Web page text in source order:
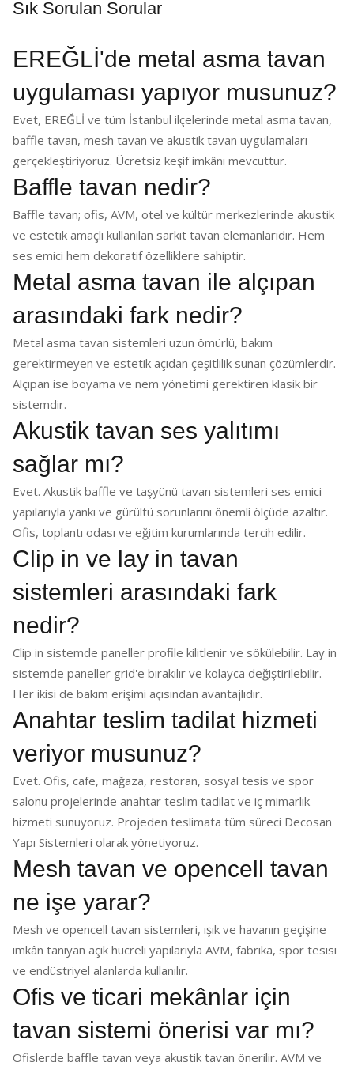
Sık Sorulan Sorular
EREĞLİ'de metal asma tavan
uygulaması yapıyor musunuz?
Evet, EREĞLİ ve tüm İstanbul ilçelerinde metal asma tavan,
baffle tavan, mesh tavan ve akustik tavan uygulamaları
gerçekleştiriyoruz. Ücretsiz keşif imkânı mevcuttur.
Baffle tavan nedir?
Baffle tavan; ofis, AVM, otel ve kültür merkezlerinde akustik
ve estetik amaçlı kullanılan sarkıt tavan elemanlarıdır. Hem
ses emici hem dekoratif özelliklere sahiptir.
Metal asma tavan ile alçıpan
arasındaki fark nedir?
Metal asma tavan sistemleri uzun ömürlü, bakım
gerektirmeyen ve estetik açıdan çeşitlilik sunan çözümlerdir.
Alçıpan ise boyama ve nem yönetimi gerektiren klasik bir
sistemdir.
Akustik tavan ses yalıtımı
sağlar mı?
Evet. Akustik baffle ve taşyünü tavan sistemleri ses emici
yapılarıyla yankı ve gürültü sorunlarını önemli ölçüde azaltır.
Ofis, toplantı odası ve eğitim kurumlarında tercih edilir.
Clip in ve lay in tavan
sistemleri arasındaki fark
nedir?
Clip in sistemde paneller profile kilitlenir ve sökülebilir. Lay in
sistemde paneller grid'e bırakılır ve kolayca değiştirilebilir.
Her ikisi de bakım erişimi açısından avantajlıdır.
Anahtar teslim tadilat hizmeti
veriyor musunuz?
Evet. Ofis, cafe, mağaza, restoran, sosyal tesis ve spor
salonu projelerinde anahtar teslim tadilat ve iç mimarlık
hizmeti sunuyoruz. Projeden teslimata tüm süreci Decosan
Yapı Sistemleri olarak yönetiyoruz.
Mesh tavan ve opencell tavan
ne işe yarar?
Mesh ve opencell tavan sistemleri, ışık ve havanın geçişine
imkân tanıyan açık hücreli yapılarıyla AVM, fabrika, spor tesisi
ve endüstriyel alanlarda kullanılır.
Ofis ve ticari mekânlar için
tavan sistemi önerisi var mı?
Ofislerde baffle tavan veya akustik tavan önerilir. AVM ve